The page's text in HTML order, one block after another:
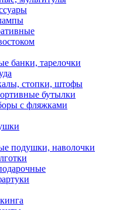
банки, тарелочки
стопки, штофы
бутылки
с фляжками
подушки, наволочки